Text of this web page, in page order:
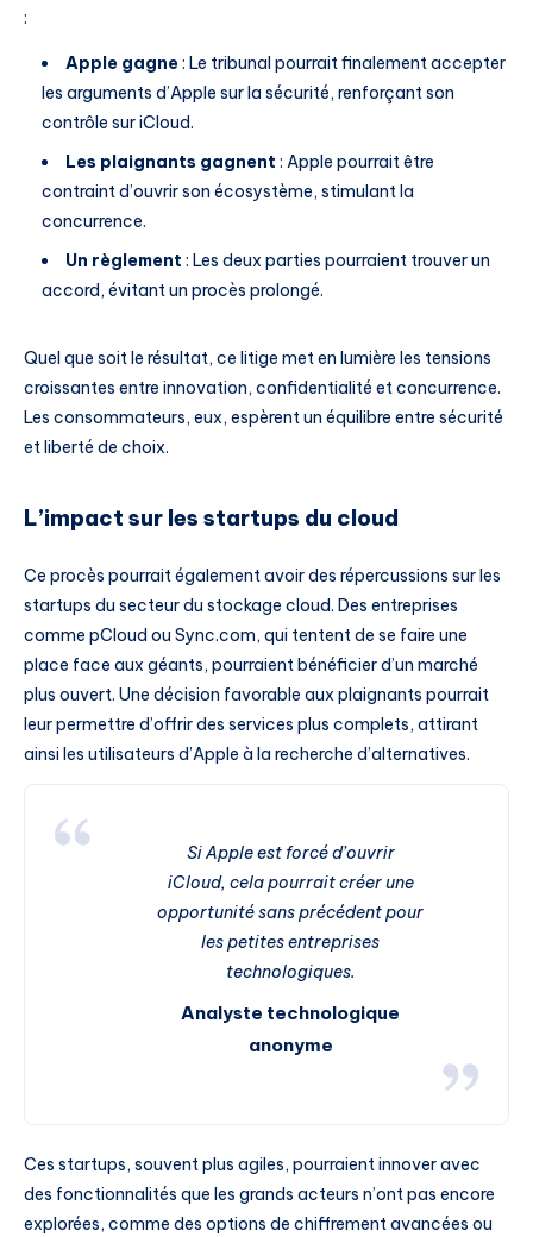
:
Apple gagne: Le tribunal pourrait finalement accepter
les arguments d’Apple sur la sécurité, renforçant son
contrôle sur iCloud.
Les plaignants gagnent : Apple pourrait être
contraint d’ouvrir son écosystème, stimulant la
concurrence.
Un règlement : Les deux parties pourraient trouver un
accord, évitant un procès prolongé.
Quel que soit le résultat, ce litige met en lumière les tensions
croissantes entre innovation, confidentialité et concurrence.
Les consommateurs, eux, espèrent un équilibre entre sécurité
et liberté de choix.
L’impact sur les startups du cloud
Ce procès pourrait également avoir des répercussions sur les
startups du secteur du stockage cloud. Des entreprises
comme pCloud ou Sync.com, qui tentent de se faire une
place face aux géants, pourraient bénéficier d’un marché
plus ouvert. Une décision favorable aux plaignants pourrait
leur permettre d’offrir des services plus complets, attirant
ainsi les utilisateurs d’Apple à la recherche d’alternatives.
Si Apple est forcé d’ouvrir
iCloud, cela pourrait créer une
opportunité sans précédent pour
les petites entreprises
technologiques.
Analyste technologique
anonyme
Ces startups, souvent plus agiles, pourraient innover avec
des fonctionnalités que les grands acteurs n’ont pas encore
explorées, comme des options de chiffrement avancées ou